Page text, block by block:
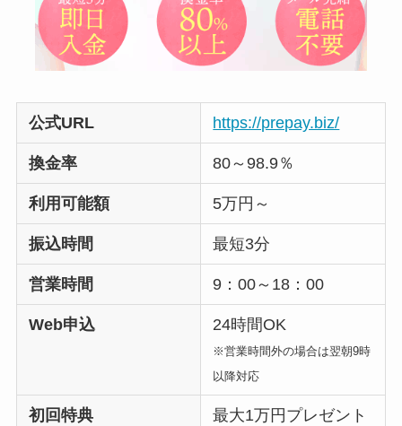
公式URL https://prepay.biz/
換金率 80～98.9％
利用可能額 5万円～
振込時間 最短3分
営業時間 9：00～18：00
Web申込 24時間OK
※営業時間外の場合は翌朝9時
以降対応
初回特典 最大1万円プレゼント